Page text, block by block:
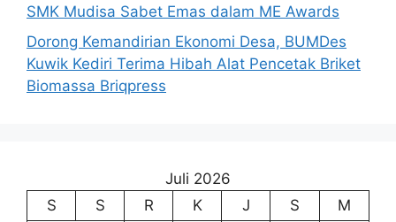
SMK Mudisa Sabet Emas dalam ME Awards
Dorong Kemandirian Ekonomi Desa, BUMDes
Kuwik Kediri Terima Hibah Alat Pencetak Briket
Biomassa Briqpress
Juli 2026
S
S R K J S
M